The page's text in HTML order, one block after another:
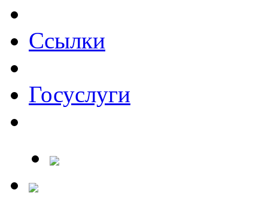
Ссылки
Госуслуги